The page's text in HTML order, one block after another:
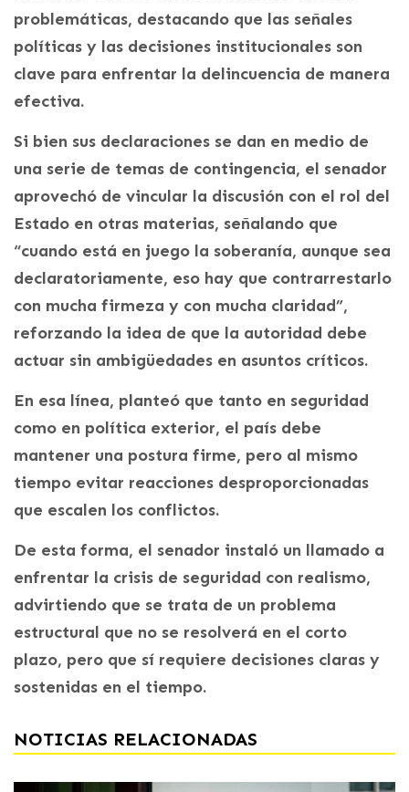
problemáticas, destacando que las señales
políticas y las decisiones institucionales son
clave para enfrentar la delincuencia de manera
efectiva.
Si bien sus declaraciones se dan en medio de
una serie de temas de contingencia, el senador
aprovechó de vincular la discusión con el rol del
Estado en otras materias, señalando que
“cuando está en juego la soberanía, aunque sea
declaratoriamente, eso hay que contrarrestarlo
con mucha firmeza y con mucha claridad”,
reforzando la idea de que la autoridad debe
actuar sin ambigüedades en asuntos críticos.
En esa línea, planteó que tanto en seguridad
como en política exterior, el país debe
mantener una postura firme, pero al mismo
tiempo evitar reacciones desproporcionadas
que escalen los conflictos.
De esta forma, el senador instaló un llamado a
enfrentar la crisis de seguridad con realismo,
advirtiendo que se trata de un problema
estructural que no se resolverá en el corto
plazo, pero que sí requiere decisiones claras y
sostenidas en el tiempo.
NOTICIAS RELACIONADAS